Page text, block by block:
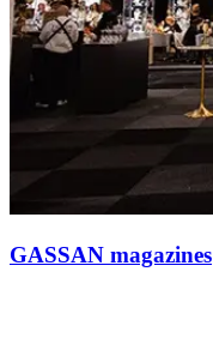
GASSAN magazines